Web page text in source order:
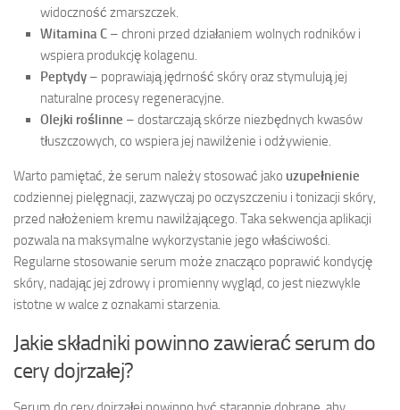
widoczność zmarszczek.
Witamina C – chroni przed działaniem wolnych rodników i
wspiera produkcję kolagenu.
Peptydy – poprawiają jędrność skóry oraz stymulują jej
naturalne procesy regeneracyjne.
Olejki roślinne – dostarczają skórze niezbędnych kwasów
tłuszczowych, co wspiera jej nawilżenie i odżywienie.
Warto pamiętać, że serum należy stosować jako uzupełnienie
codziennej pielęgnacji, zazwyczaj po oczyszczeniu i tonizacji skóry,
przed nałożeniem kremu nawilżającego. Taka sekwencja aplikacji
pozwala na maksymalne wykorzystanie jego właściwości.
Regularne stosowanie serum może znacząco poprawić kondycję
skóry, nadając jej zdrowy i promienny wygląd, co jest niezwykle
istotne w walce z oznakami starzenia.
Jakie składniki powinno zawierać serum do
cery dojrzałej?